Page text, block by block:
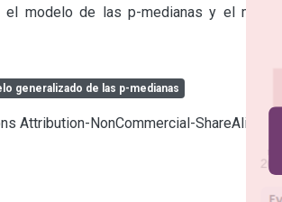
modelo de las p-medianas y el modelo
generalizado de las p-medianas
Attribution-NonCommercial-ShareAlike 4.0